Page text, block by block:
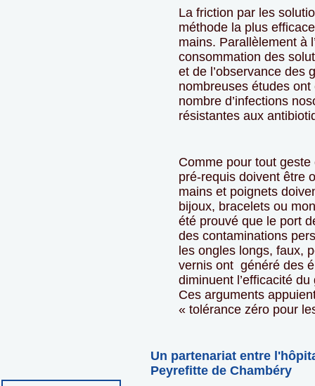
La friction par les
méthode la plus
mains. Parallèlement à
consommation des
et de l’observance des
nombreuses études
nombre d’infections
résistantes aux
Comme pour tout geste
pré-requis doivent être
mains et poignets
bijoux, bracelets ou
été prouvé que le port
des contaminations
les ongles longs, faux,
vernis ont généré des
diminuent l’efficacité
Ces arguments
« tolérance zéro pour
Un partenariat entre
Peyrefitte de Chambéry